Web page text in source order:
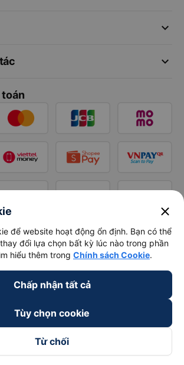
keyboard_arrow_down
keyboard_arrow_down
close
để website hoạt động ổn định. Bạn có thể
đổi lựa chọn bất kỳ lúc nào trong phần
hiểu thêm trong Chính sách Cookie.
Chấp nhận tất cả
Tùy chọn cookie
Từ chối